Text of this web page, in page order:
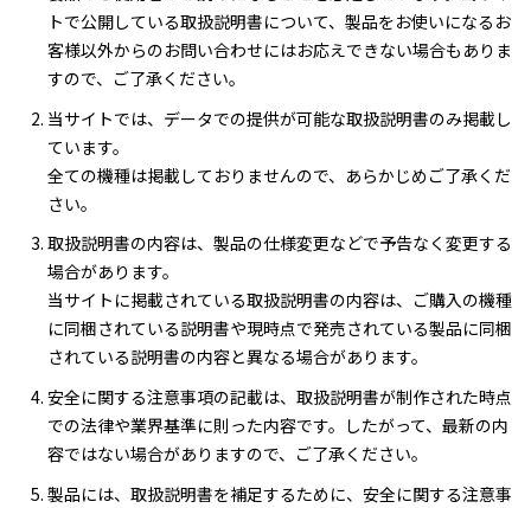
トで公開している取扱説明書について、製品をお使いになるお
客様以外からのお問い合わせにはお応えできない場合もありま
すので、ご了承ください。
当サイトでは、データでの提供が可能な取扱説明書のみ掲載し
ています。
全ての機種は掲載しておりませんので、あらかじめご了承くだ
さい。
取扱説明書の内容は、製品の仕様変更などで予告なく変更する
場合があります。
当サイトに掲載されている取扱説明書の内容は、ご購入の機種
に同梱されている説明書や現時点で発売されている製品に同梱
されている説明書の内容と異なる場合があります。
安全に関する注意事項の記載は、取扱説明書が制作された時点
での法律や業界基準に則った内容です。したがって、最新の内
容ではない場合がありますので、ご了承ください。
製品には、取扱説明書を補足するために、安全に関する注意事